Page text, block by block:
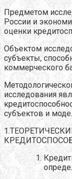
Предметом
России и
оценки
Объектом
субъекты,
коммерческого
исследования
субъектов и